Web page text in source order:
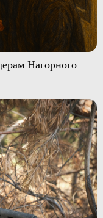
Нагорного